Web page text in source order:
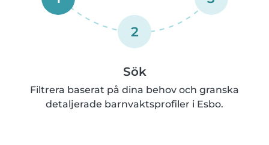
2
Sök
Filtrera baserat på dina behov och granska
detaljerade barnvaktsprofiler i Esbo.